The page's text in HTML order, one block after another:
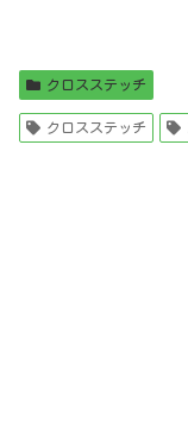
クロスステッチ
クロスステッチ